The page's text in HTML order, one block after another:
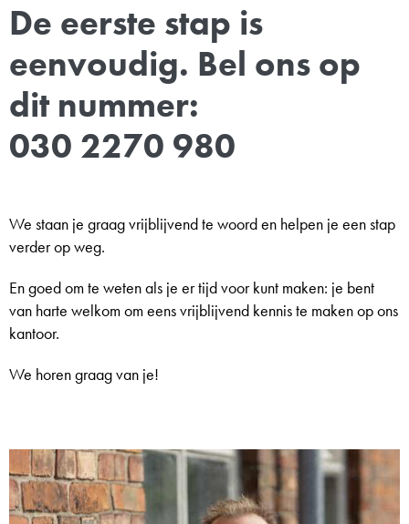
De eerste stap is
eenvoudig. Bel ons op
dit nummer:
030 2270 980
We staan je graag vrijblijvend te woord en helpen je een stap
verder op weg.
En goed om te weten als je er tijd voor kunt maken: je bent
van harte welkom om eens vrijblijvend kennis te maken op ons
kantoor.
We horen graag van je!